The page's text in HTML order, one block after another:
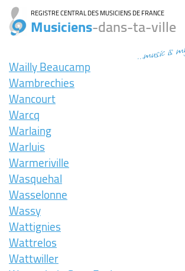
REGISTRE CENTRAL DES MUSICIENS DE FRANCE
Musiciens-dans-ta-ville
...music
Wailly Beaucamp
Wambrechies
Wancourt
Warcq
Warlaing
Warluis
Warmeriville
Wasquehal
Wasselonne
Wassy
Wattignies
Wattrelos
Wattwiller